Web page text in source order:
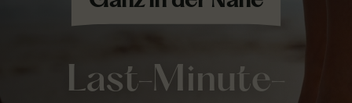
Last-Minute-